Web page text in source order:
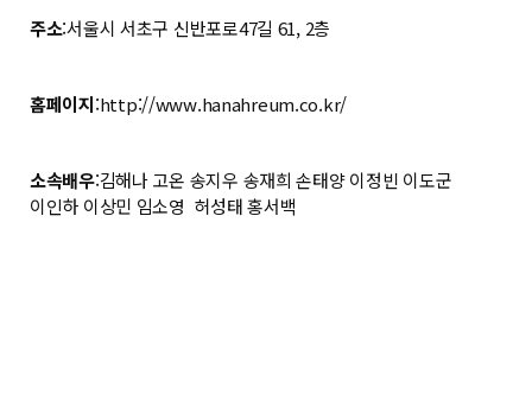
주소:서울시 서초구 신반포로47길 61, 2층
홈페이지:http://www.hanahreum.co.kr/
소속배우:김해나 고온 송지우 송재희 손태양 이정빈 이도군
이인하 이상민 임소영 허성태 홍서백